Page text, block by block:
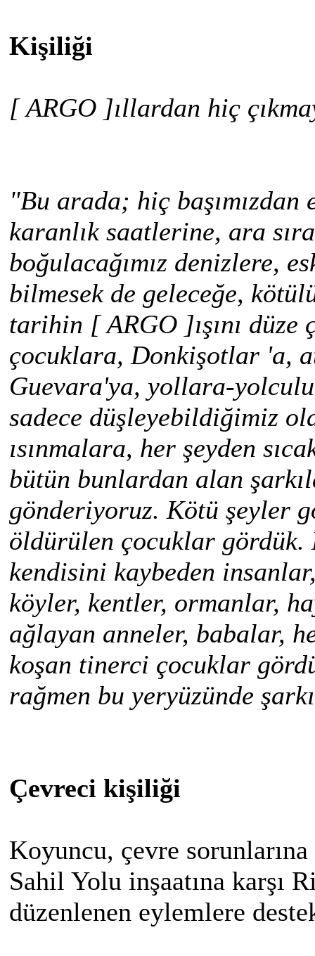
Kişiliği
[ ARGO ]ıllardan hiç
"Bu arada; hiç
karanlık saatlerine, ara
boğulacağımız denizlere,
bilmesek de geleceğe,
tarihin [ ARGO ]ışını düze
çocuklara, Donkişotlar 'a,
Guevara'ya, yollara-
sadece düşleyebildiğimiz
ısınmalara, her şeyden
bütün bunlardan alan
gönderiyoruz. Kötü şeyler
öldürülen çocuklar
kendisini kaybeden
köyler, kentler, ormanlar,
ağlayan anneler, babalar,
koşan tinerci çocuklar
rağmen bu yeryüzünde
Çevreci kişiliği
Koyuncu, çevre
Sahil Yolu inşaatına karşı
düzenlenen eylemlere